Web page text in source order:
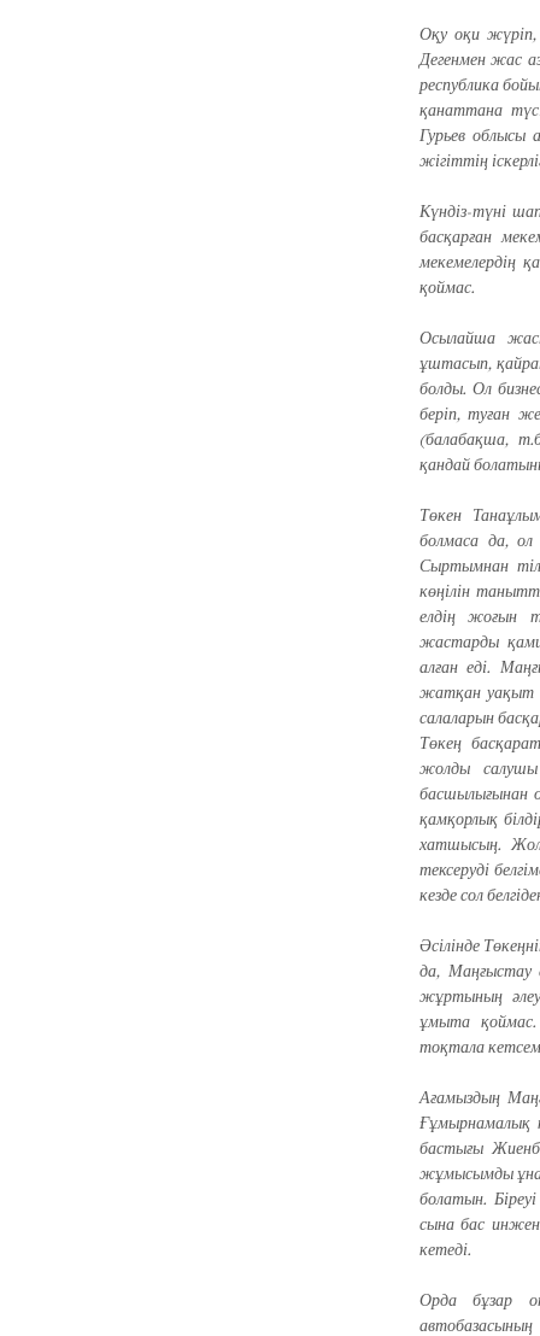
Оқу оқи жүріп,
Дегенмен жас
республика
қанаттана
Гурьев
жігіттің
Күндіз-түні
басқарған
мекемелердің
қоймас.
Осылайша
ұштасып,
болды. Ол
беріп, туған
(балабақша,
қандай
Төкен
болмаса да, ол
Сыртымнан
көңілін
елдің жоғын
жастарды
алған еді.
жатқан уақыт
салаларын
Төкең
жолды салушы
басшылығынан
қамқорлық
хатшысың. Жол
тексеруді
кезде сол
Әсілінде
да, Маңғыстау
жұртының
ұмыта қоймас.
тоқтала
Ағамыздың
Ғұмырнамалық
бастығы
жұмысымды
болатын.
сына бас
кетеді.
Орда бұзар
автобазасының